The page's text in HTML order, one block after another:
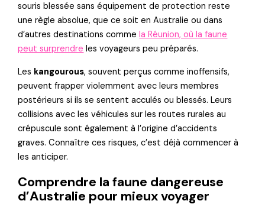
souris blessée sans équipement de protection reste
une règle absolue, que ce soit en Australie ou dans
d’autres destinations commela Réunion, où la faune
peut surprendre les voyageurs peu préparés.
Les kangourous, souvent perçus comme inoffensifs,
peuvent frapper violemment avec leurs membres
postérieurs si ils se sentent acculés ou blessés. Leurs
collisions avec les véhicules sur les routes rurales au
crépuscule sont également à l’origine d’accidents
graves. Connaître ces risques, c’est déjà commencer à
les anticiper.
Comprendre la faune dangereuse
d’Australie pour mieux voyager